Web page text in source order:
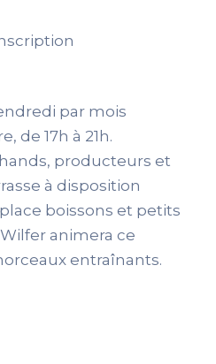
par mois
de 17h à 21h.
producteurs et
à disposition
boissons et petits
animera ce
entraînants.